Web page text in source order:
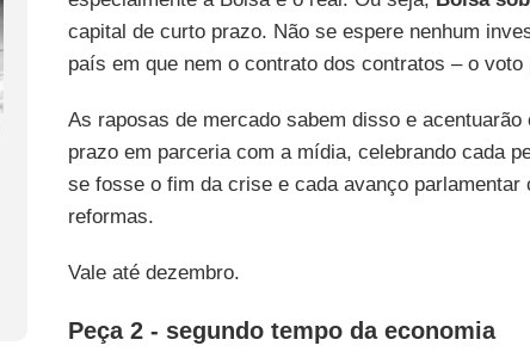
capital de curto prazo. Não se espere nenhum
país em que nem o contrato dos contratos – o
As raposas de mercado sabem disso e
prazo em parceria com a mídia, celebrando cada
se fosse o fim da crise e cada avanço
reformas.
Vale até dezembro.
Peça 2 - segundo tempo da economia